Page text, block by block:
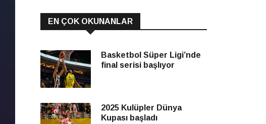
EN ÇOK OKUNANLAR
Basketbol Süper Ligi’nde
final serisi başlıyor
2025 Kulüpler Dünya
Kupası başladı